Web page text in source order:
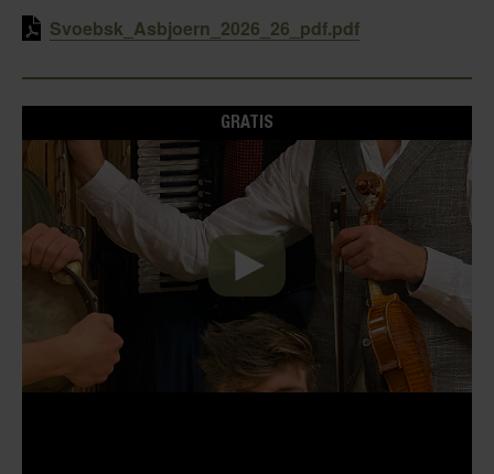
Svoebsk_Asbjoern_2026_26_pdf.pdf
GRATIS